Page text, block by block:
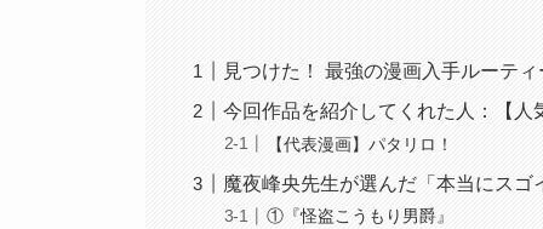
見つけた！ 最強の漫画入手ルーテ
今回作品を紹介してくれた人：【
【代表漫画】パタリロ！
魔夜峰央先生が選んだ「本当にスゴ
①『怪盗こうもり男爵』